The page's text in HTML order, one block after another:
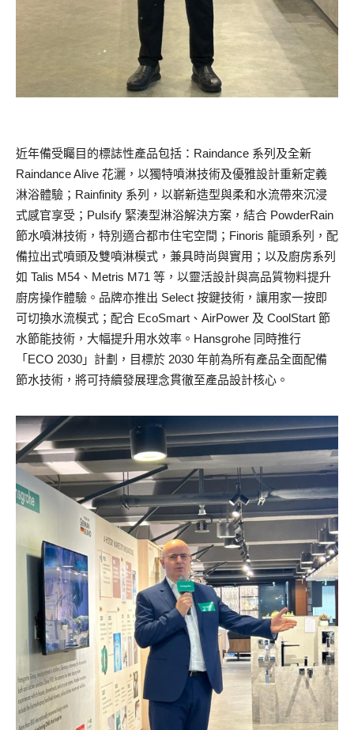
近年備受矚目的標誌性產品包括：Raindance 系列及全新
Raindance Alive 花灑，以獨特噴淋技術及優雅設計重新定義
淋浴體驗；Rainfinity 系列，以嶄新造型與柔和水流帶來沉浸
式感官享受；Pulsify 緊湊型淋浴解決方案，結合 PowderRain
節水噴淋技術，特別適合都市住宅空間；Finoris 龍頭系列，配
備拉出式噴頭及雙噴淋模式，兼具時尚與實用；以及廚房系列
如 Talis M54、Metris M71 等，以靈活設計與高品質物料提升
廚房操作體驗。品牌亦推出 Select 按鍵技術，讓用家一按即
可切換水流模式；配合 EcoSmart、AirPower 及 CoolStart 節
水節能技術，大幅提升用水效率。Hansgrohe 同時推行
「ECO 2030」計劃，目標於 2030 年前為所有產品全面配備
節水技術，將可持續發展理念貫徹至產品設計核心。